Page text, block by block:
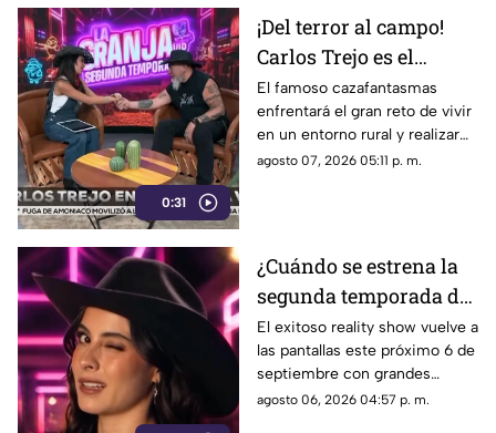
0:31
¡Del terror al campo!
Carlos Trejo es el
primer participante
confirmado para La
Granja VIP 2026
El famoso cazafantasmas
enfrentará el gran reto de vivir
en un entorno rural y realizar
pesadas labores de campo
agosto 07, 2026 05:11 p. m.
¿Cuándo se estrena la
segunda temporada de
La Granja VIP en
Azteca Uno?
El exitoso reality show vuelve a
las pantallas este próximo 6 de
septiembre con grandes
celebridades y condiciones
agosto 06, 2026 04:57 p. m.